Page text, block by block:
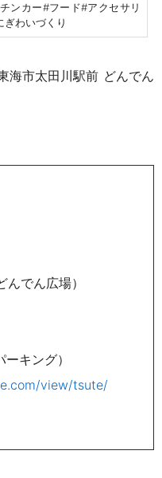
ンカー#フード#アクセサリ
ぎわいづくり
海市太田川駅前 どんでん
んでん広場）
キング）
view/tsute/